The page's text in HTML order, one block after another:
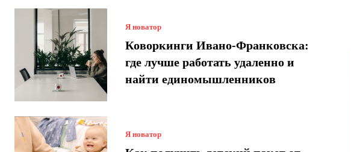
Я новатор
Коворкинги Ивано-Франковска:
где лучше работать удаленно и
найти единомышленников
Я новатор